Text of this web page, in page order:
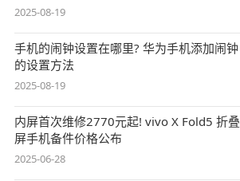
2025-08-19
手机的闹钟设置在哪里? 华为手机添加闹钟
的设置方法
2025-08-19
内屏首次维修2770元起! vivo X Fold5 折叠
屏手机备件价格公布
2025-06-28